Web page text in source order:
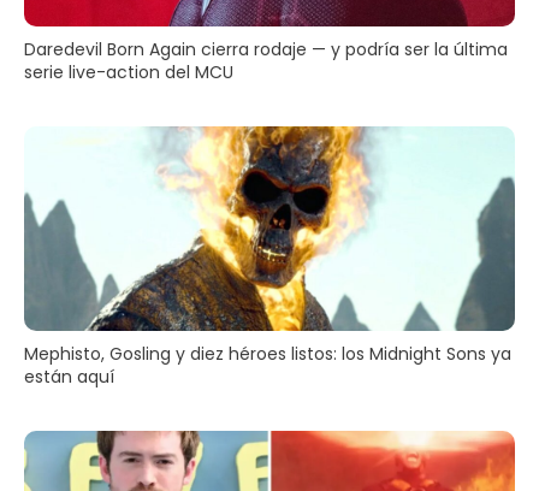
Daredevil Born Again cierra rodaje — y podría ser la última
serie live-action del MCU
Mephisto, Gosling y diez héroes listos: los Midnight Sons ya
están aquí